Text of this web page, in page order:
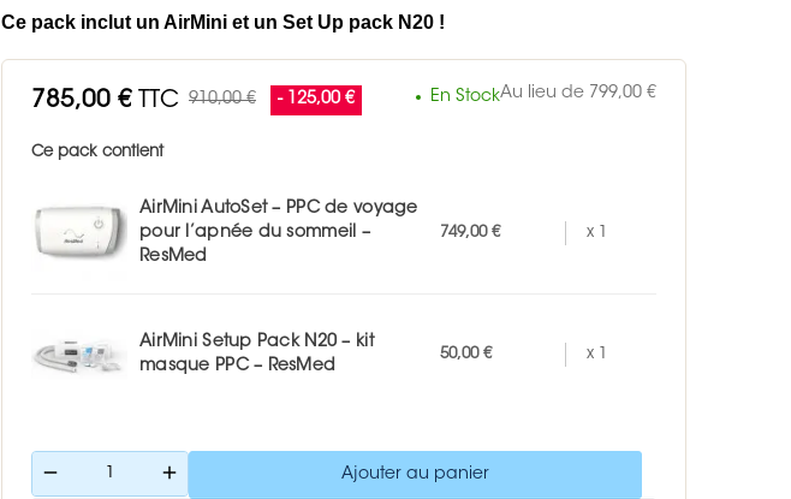
Ce pack inclut un AirMini et un Set Up pack N20 !
785,00 € TTC 910,00 € - 125,00 € En StockAu lieu de 799,00 €
Ce pack contient
AirMini AutoSet – PPC de voyage
pour l’apnée du sommeil –
ResMed
749,00 € x 1
AirMini Setup Pack N20 – kit
masque PPC – ResMed
50,00 € x 1
remove add Ajouter au panier